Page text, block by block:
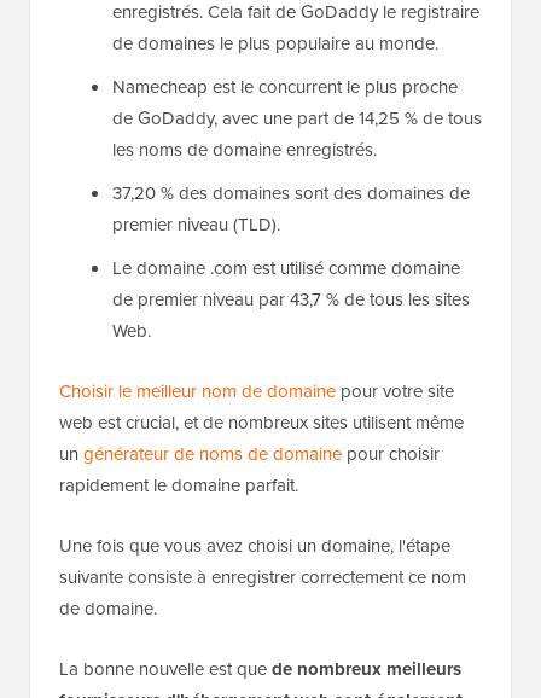
enregistrés. Cela fait de GoDaddy le registraire
de domaines le plus populaire au monde.
Namecheap est le concurrent le plus proche
de GoDaddy, avec une part de 14,25 % de tous
les noms de domaine enregistrés.
37,20 % des domaines sont des domaines de
premier niveau (TLD).
Le domaine .com est utilisé comme domaine
de premier niveau par 43,7 % de tous les sites
Web.
Choisir le meilleur nom de domaine pour votre site
web est crucial, et de nombreux sites utilisent même
un générateur de noms de domaine pour choisir
rapidement le domaine parfait.
Une fois que vous avez choisi un domaine, l'étape
suivante consiste à enregistrer correctement ce nom
de domaine.
La bonne nouvelle est quede nombreux meilleurs